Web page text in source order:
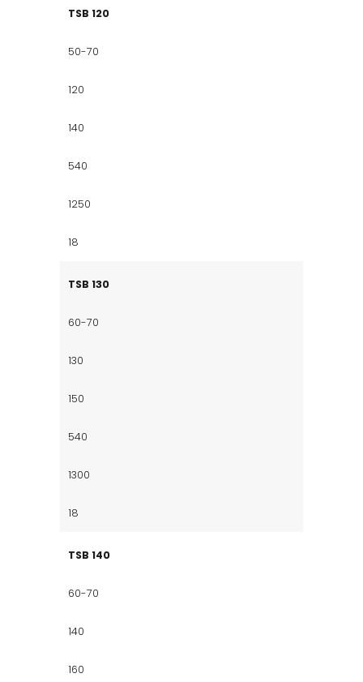
TSB 120
50-70
120
140
540
1250
18
TSB 130
60-70
130
150
540
1300
18
TSB 140
60-70
140
160